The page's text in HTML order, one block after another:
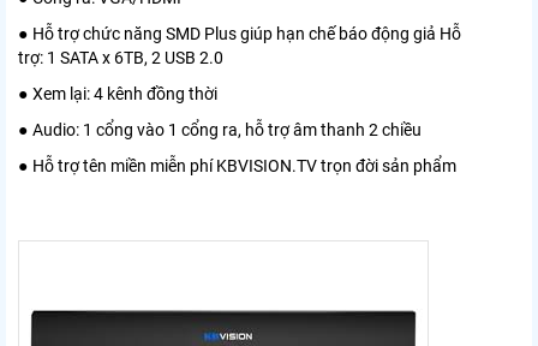
● Hỗ trợ chức năng SMD Plus giúp hạn chế báo động giả Hỗ
trợ: 1 SATA x 6TB, 2 USB 2.0
● Xem lại: 4 kênh đồng thời
● Audio: 1 cổng vào 1 cổng ra, hỗ trợ âm thanh 2 chiều
● Hỗ trợ tên miền miễn phí KBVISION.TV trọn đời sản phẩm